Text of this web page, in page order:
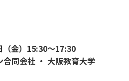
金）15:30～17:30
同会社 ・ 大阪教育大学